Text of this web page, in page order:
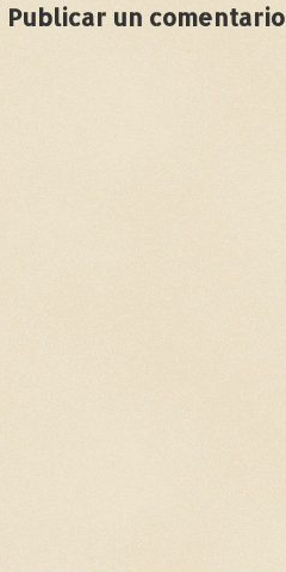
Publicar un comentario